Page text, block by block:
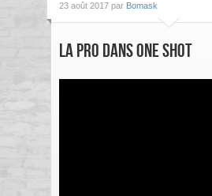
23 août 2017 par Bomask
La Pro dans One Shot